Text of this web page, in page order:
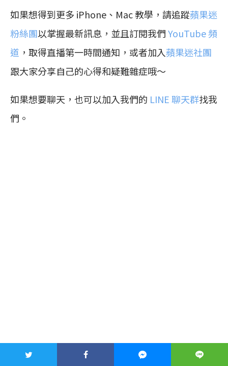
如果想得到更多 iPhone、Mac 教學，請追蹤蘋果迷
粉絲團以掌握最新訊息，並且訂閱我們YouTube 頻
道 ，取得直播第一時間通知，或者加入蘋果迷社團
跟大家分享自己的心得和疑難雜症哦～
如果想要聊天，也可以加入我們的 LINE 聊天群找我
們。